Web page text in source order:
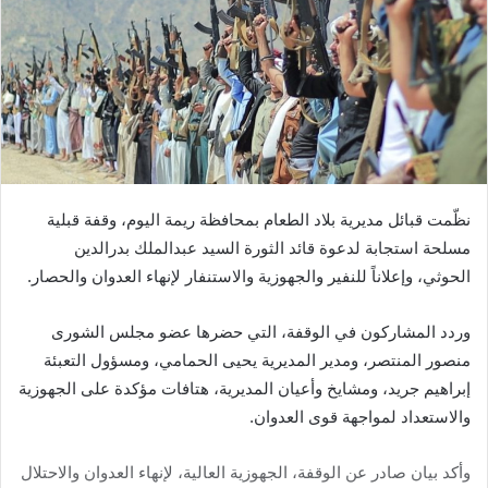
نظّمت قبائل مديرية بلاد الطعام بمحافظة ريمة اليوم، وقفة قبلية
مسلحة استجابة لدعوة قائد الثورة السيد عبدالملك بدرالدين
الحوثي، وإعلاناً للنفير والجهوزية والاستنفار لإنهاء العدوان والحصار.
وردد المشاركون في الوقفة، التي حضرها عضو مجلس الشورى
منصور المنتصر، ومدير المديرية يحيى الحمامي، ومسؤول التعبئة
إبراهيم جريد، ومشايخ وأعيان المديرية، هتافات مؤكدة على الجهوزية
والاستعداد لمواجهة قوى العدوان.
وأكد بيان صادر عن الوقفة، الجهوزية العالية، لإنهاء العدوان والاحتلال